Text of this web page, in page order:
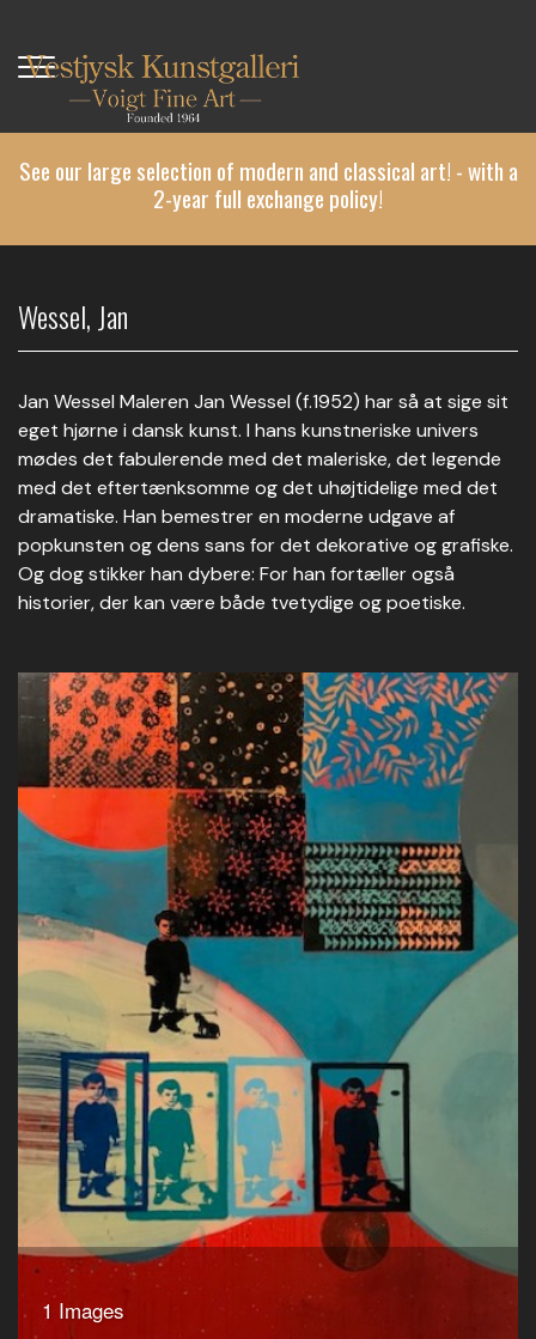
main
content
See our large selection of modern and classical art! - with a
2-year full exchange policy!
Wessel, Jan
Jan Wessel Maleren Jan Wessel (f.1952) har så at sige sit
eget hjørne i dansk kunst. I hans kunstneriske univers
mødes det fabulerende med det maleriske, det legende
med det eftertænksomme og det uhøjtidelige med det
dramatiske. Han bemestrer en moderne udgave af
popkunsten og dens sans for det dekorative og grafiske.
Og dog stikker han dybere: For han fortæller også
historier, der kan være både tvetydige og poetiske.
1 Images